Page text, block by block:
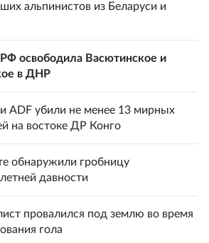
альпинистов из Беларуси и
освободила Васютинское и
в ДНР
ADF убили не менее 13 мирных
на востоке ДР Конго
обнаружили гробницу
давности
провалился под землю во время
гола